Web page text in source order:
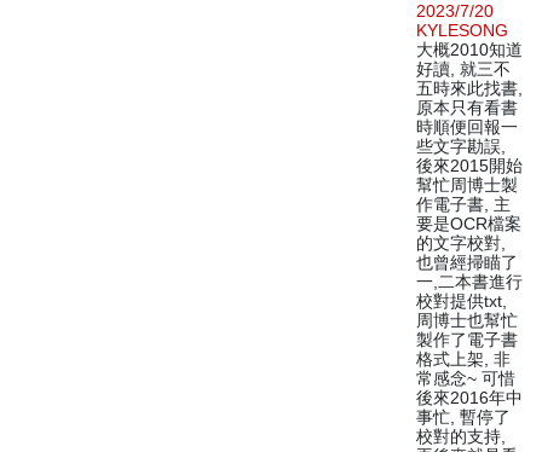
2023/7/20
KYLESONG
大概2010知道
好讀, 就三不
五時來此找書,
原本只有看書
時順便回報一
些文字勘誤,
後來2015開始
幫忙周博士製
作電子書, 主
要是OCR檔案
的文字校對,
也曾經掃瞄了
一,二本書進行
校對提供txt,
周博士也幫忙
製作了電子書
格式上架, 非
常感念~ 可惜
後來2016年中
事忙, 暫停了
校對的支持,